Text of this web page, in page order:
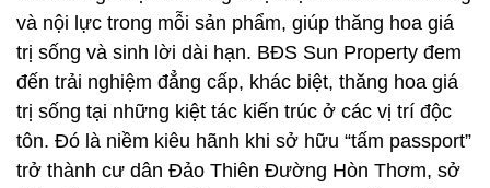
và nội lực trong mỗi sản phẩm, giúp thăng hoa giá
trị sống và sinh lời dài hạn. BĐS Sun Property đem
đến trải nghiệm đẳng cấp, khác biệt, thăng hoa giá
trị sống tại những kiệt tác kiến trúc ở các vị trí độc
tôn. Đó là niềm kiêu hãnh khi sở hữu “tấm passport”
trở thành cư dân Đảo Thiên Đường Hòn Thơm, sở